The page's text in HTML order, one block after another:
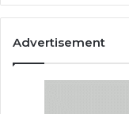
Advertisement